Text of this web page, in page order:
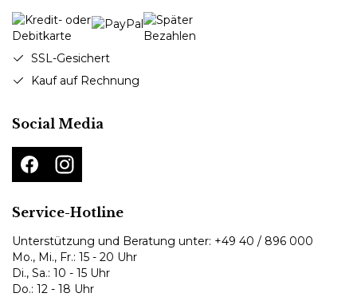
SSL-Gesichert
Kauf auf Rechnung
Social Media
Service-Hotline
Unterstützung und Beratung unter: +49 40 / 896 000
Mo., Mi., Fr.: 15 - 20 Uhr
Di., Sa.: 10 - 15 Uhr
Do.: 12 - 18 Uhr